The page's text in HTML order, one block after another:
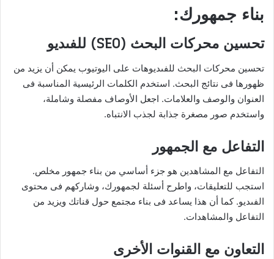
بناء جمهورك:
تحسين محركات البحث (SEO) للفىديو
تحسين محركات البحث للفىديوهات على اليوتيوب يمكن أن يزيد من
ظهورها فى نتائج البحث. استخدم الكلمات الرئيسية المناسبة فى
العنوان والوصف والعلامات. اجعل الأوصاف مفصلة وشاملة،
واستخدم صور مصغرة جذابة لجذب الانتباه.
التفاعل مع الجمهور
التفاعل مع المشاهدين هو جزء أساسي من بناء جمهور مخلص.
استجب للتعليقات، واطرح أسئلة لجمهورك، وشاركهم فى محتوى
الفىديو. كما أن هذا يساعد فى بناء مجتمع حول قناتك ويزيد من
التفاعل والمشاهدات.
التعاون مع القنوات الأخرى